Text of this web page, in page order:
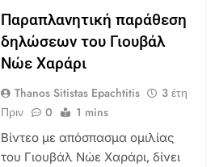
Παραπλανητική παράθεση
δηλώσεων του Γιουβάλ
Νώε Χαράρι
Thanos Sitistas Epachtitis
3 έτη
Πριν
0 1 mins
Βίντεο με απόσπασμα ομιλίας
του Γιουβάλ Νώε Χαράρι, δίνει